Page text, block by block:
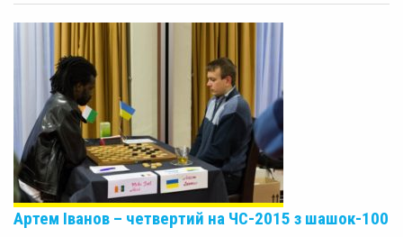
Артем Іванов – четвертий на ЧС-2015 з шашок-100